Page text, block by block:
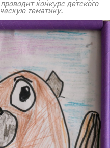
конкурс детского
тематику.